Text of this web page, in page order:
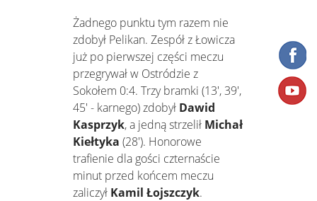
Żadnego punktu tym razem nie
zdobył Pelikan. Zespół z Łowicza
już po pierwszej części meczu
przegrywał w Ostródzie z
Sokołem 0:4. Trzy bramki (13', 39',
45' - karnego) zdobył Dawid
Kasprzyk, a jedną strzelił Michał
Kiełtyka (28'). Honorowe
trafienie dla gości czternaście
minut przed końcem meczu
zaliczył Kamil Łojszczyk.